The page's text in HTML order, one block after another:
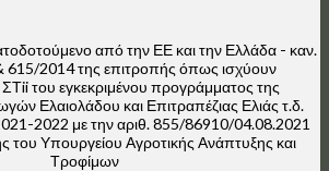
από την ΕΕ και την Ελλάδα - καν.
2014 της επιτροπής όπως ισχύουν
του εγκεκριμένου προγράμματος της
Ελαιολάδου και Επιτραπέζιας Ελιάς τ.δ.
2022 με την αριθ. 855/86910/04.08.2021
Υπουργείου Αγροτικής Ανάπτυξης και
Τροφίμων